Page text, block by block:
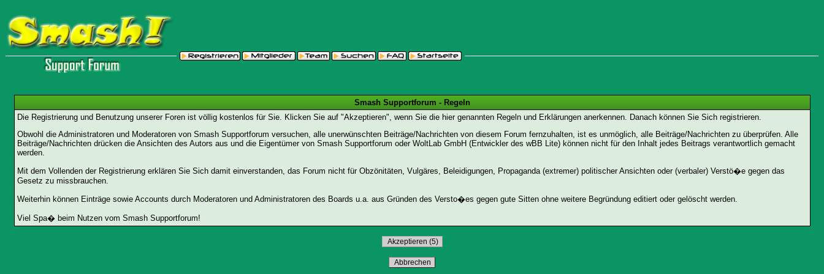
Smash Supportforum - Regeln
Die Registrierung und Benutzung unserer Foren ist völlig kostenlos für Sie. Klicken Sie auf "Akzeptieren", wenn Sie die hier genannten Regeln und Erklärungen anerkennen. Danach können Sie Sich registrieren.
Obwohl die Administratoren und Moderatoren von Smash Supportforum versuchen, alle unerwünschten Beiträge/Nachrichten von diesem Forum fernzuhalten, ist es unmöglich, alle Beiträge/Nachrichten zu überprüfen. Alle
Beiträge/Nachrichten drücken die Ansichten des Autors aus und die Eigentümer von Smash Supportforum oder WoltLab GmbH (Entwickler des wBB Lite) können nicht für den Inhalt jedes Beitrags verantwortlich gemacht
werden.
Mit dem Vollenden der Registrierung erklären Sie Sich damit einverstanden, das Forum nicht für Obzönitäten, Vulgäres, Beleidigungen, Propaganda (extremer) politischer Ansichten oder (verbaler) Verstö�e gegen das
Gesetz zu missbrauchen.
Weiterhin können Einträge sowie Accounts durch Moderatoren und Administratoren des Boards u.a. aus Gründen des Versto�es gegen gute Sitten ohne weitere Begründung editiert oder gelöscht werden.
Viel Spa� beim Nutzen vom Smash Supportforum!